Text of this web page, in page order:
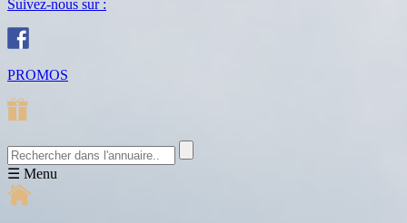
Suivez-nous sur :
PROMOS
☰ Menu